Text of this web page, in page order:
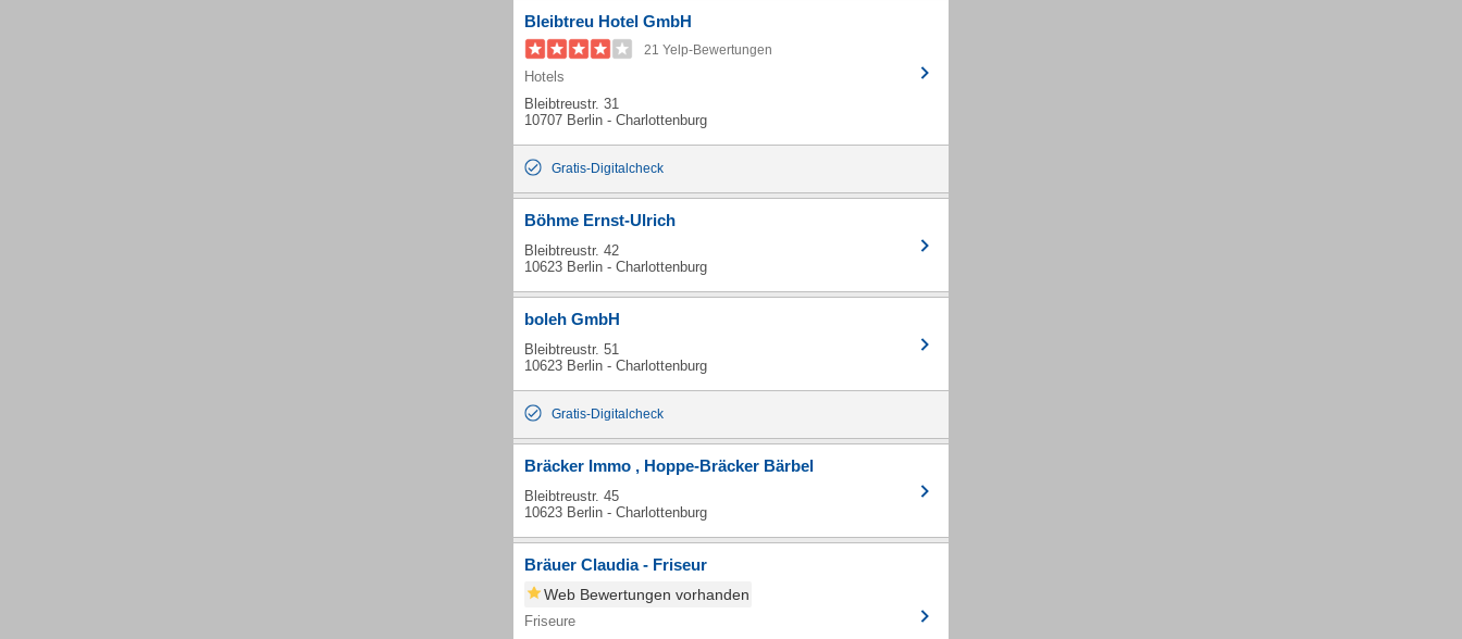
Bleibtreu Hotel GmbH
21 Yelp-Bewertungen
Hotels
Bleibtreustr. 31
10707 Berlin - Charlottenburg
Gratis-Digitalcheck
Böhme Ernst-Ulrich
Bleibtreustr. 42
10623 Berlin - Charlottenburg
boleh GmbH
Bleibtreustr. 51
10623 Berlin - Charlottenburg
Gratis-Digitalcheck
Bräcker Immo , Hoppe-Bräcker Bärbel
Bleibtreustr. 45
10623 Berlin - Charlottenburg
Bräuer Claudia - Friseur
Web Bewertungen vorhanden
Friseure